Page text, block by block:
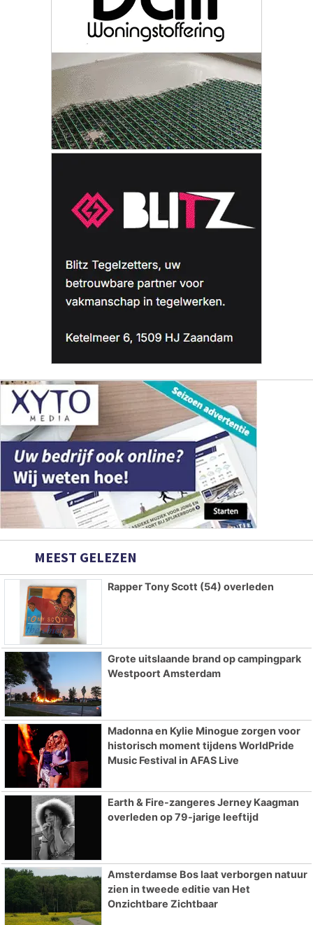
MEEST GELEZEN
Rapper Tony Scott (54) overleden
Grote uitslaande brand op campingpark
Westpoort Amsterdam
Madonna en Kylie Minogue zorgen voor
historisch moment tijdens WorldPride
Music Festival in AFAS Live
Earth & Fire-zangeres Jerney Kaagman
overleden op 79-jarige leeftijd
Amsterdamse Bos laat verborgen natuur
zien in tweede editie van Het
Onzichtbare Zichtbaar